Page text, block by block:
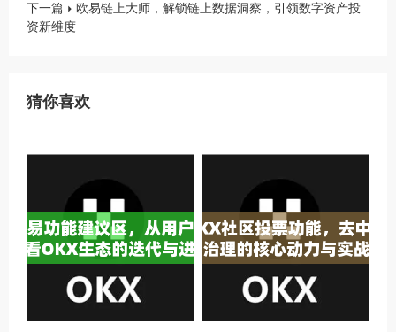
下一篇
欧易链上大师，解锁链上数据洞察，引领数字资产投
资新维度
猜你喜欢